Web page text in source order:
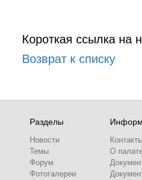
Короткая ссылка на
Возврат к списку
Разделы
Новости
Темы
Форум
Фотогалереи
О